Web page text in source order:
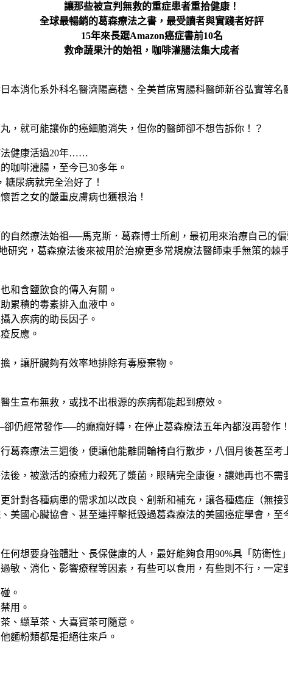
讓那些被宣判無救的重症患者重拾健康！
全球最暢銷的葛森療法之書，最受讀者與實踐者好評
15年來長踞Amazon癌症書前10名
救命蔬果汁的始祖，咖啡灌腸法集大成者
消化系外科名醫濟陽高穗、全美首席胃腸科醫師新谷弘實等
，就可能讓你的癌細胞消失，但你的醫師卻不想告訴你！？
法健康活過20年……
咖啡灌腸，至今已30多年。
尿病就完全治好了！
哲之女的嚴重皮膚病也獲根治！
自然療法始祖──馬克斯．葛森博士所創，最初用來治療自己的
研究，葛森療法後來被用於治療更多常規療法醫師束手無策的
和含鹽飲食的傳入有關。
累積的毒素排入血液中。
入疾病的助長因子。
反應。
，讓肝臟夠有效率地排除有毒廢棄物。
生宣布無救，或找不出根源的疾病都能起到療效。
仍經常發作──的癲癇好轉，在停止葛森療法五年內都沒再發作！
葛森療法三週後，便讓他能離開輪椅自行散步，八個月後甚至考
後，被激活的療癒力殺死了漿菌，眼睛完全康復，讓她再也不需
針對各種病患的需求加以改良、創新和補充，讓各種癌症（無
美國心臟協會、甚至連抨擊抵毀過葛森療法的美國癌症學會，至
何想要身強體壯、長保健康的人，最好能夠食用90%具「防衛
敏、消化、影響療程等因素，有些可以食用，有些則不行，一定
。
用。
、纈草茶、大喜寶茶可隨意。
麵粉類都是拒絕往來戶。